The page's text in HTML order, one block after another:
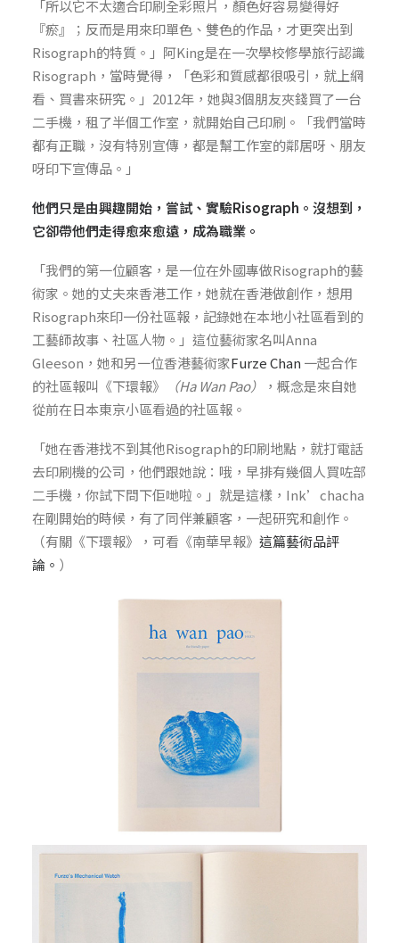
「所以它不太適合印刷全彩照片，顏色好容易變得好
『瘀』；反而是用來印單色、雙色的作品，才更突出到
Risograph的特質。」阿King是在一次學校修學旅行認識
Risograph，當時覺得，「色彩和質感都很吸引，就上網
看、買書來研究。」2012年，她與3個朋友夾錢買了一台
二手機，租了半個工作室，就開始自己印刷。「我們當時
都有正職，沒有特別宣傳，都是幫工作室的鄰居呀、朋友
呀印下宣傳品。」
他們只是由興趣開始，嘗試、實驗Risograph。沒想到，
它卻帶他們走得愈來愈遠，成為職業。
「我們的第一位顧客，是一位在外國專做Risograph的藝
術家。她的丈夫來香港工作，她就在香港做創作，想用
Risograph來印一份社區報，記錄她在本地小社區看到的
工藝師故事、社區人物。」這位藝術家名叫Anna
Gleeson，她和另一位香港藝術家Furze Chan 一起合作
的社區報叫《下環報》
（Ha Wan Pao）
，概念是來自她
從前在日本東京小區看過的社區報。
「她在香港找不到其他Risograph的印刷地點，就打電話
去印刷機的公司，他們跟她說：哦，早排有幾個人買咗部
二手機，你試下問下佢哋啦。」就是這樣，Ink’chacha
在剛開始的時候，有了同伴兼顧客，一起研究和創作。
（有關《下環報》，可看《南華早報》 這篇藝術品評
論。 ）